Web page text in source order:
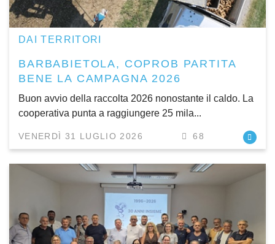
DAI TERRITORI
BARBABIETOLA, COPROB PARTITA
BENE LA CAMPAGNA 2026
Buon avvio della raccolta 2026 nonostante il caldo. La
cooperativa punta a raggiungere 25 mila...
VENERDÌ 31 LUGLIO 2026 68